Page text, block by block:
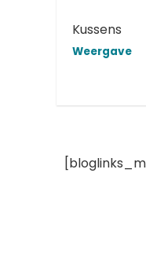
Kussens
Weergave